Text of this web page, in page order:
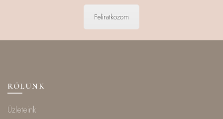
Feliratkozom
RÓLUNK
Üzleteink